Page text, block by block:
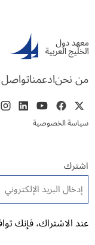
من نحنادعمنا
سياسة الخصوصية
اشترك
البريد الإلكتروني *
عند الاشتراك، فإنك